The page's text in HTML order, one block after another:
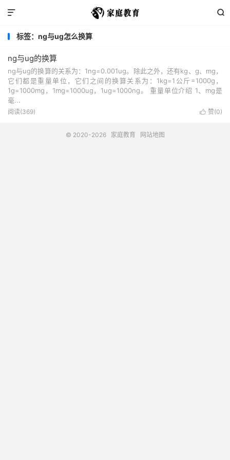


标签：ng与ug怎么换算
ng与ug的换算
ng与ug的换算的关系为：1ng=0.001ug。除此之外，还有kg、g、mg，
它们都是重量单位，它们之间的换算关系为：1kg=1公斤=1000g，
1g=1000mg，1mg=1000ug，1ug=1000ng。 重量单位介绍 1、mg是
毫...
 赞(0)
阅读(369)
© 2020-2026 家庭教育 网站地图